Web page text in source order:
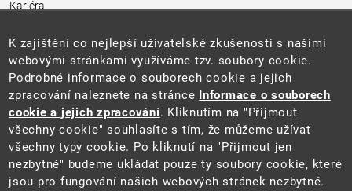
Kariéra
Pro média a veřejnost
Povinně zveřejňované informace
Kontakty
Přistupnost budovy úřadu MŽP
(PDF, 204 kB)
Web
Aktuality
Ochrana osobních údajů
Prohlášení o přístupnosti
Zásady používání cookies
K zajištění co nejlepší uživatelské zkušenosti s našimi
webovými stránkami využíváme tzv. soubory cookie.
Podrobné informace o souborech cookie a jejich
zpracování naleznete na stránce Informace o souborech
cookie a jejich zpracování. Kliknutím na "Přijmout
všechny cookie" souhlasíte s tím, že můžeme užívat
všechny typy cookie. Po kliknutí na "Přijmout jen
nezbytné" budeme ukládat pouze ty soubory cookie, které
jsou pro fungování našich webových stránek nezbytné.